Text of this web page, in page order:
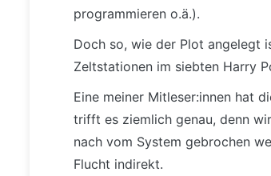
programmieren o.ä.).
Doch so, wie der Plot angelegt
Zeltstationen im siebten Harry
Eine meiner Mitleser:innen hat
trifft es ziemlich genau, denn
nach vom System gebrochen
Flucht indirekt.